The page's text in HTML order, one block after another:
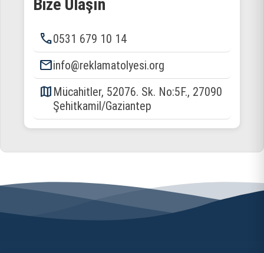
Bize Ulaşın
phone0531 679 10 14
emailinfo@reklamatolyesi.org
map Mücahitler, 52076. Sk. No:5F., 27090
Şehitkamil/Gaziantep